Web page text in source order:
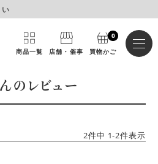
商品一覧 店舗・催事 買物かご
0
のレビュー
2件中 1-2件表示